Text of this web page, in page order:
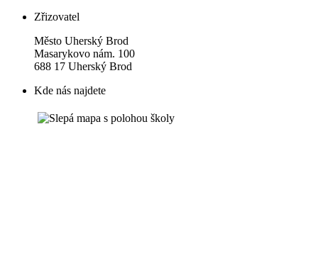
Zřizovatel
Město Uherský Brod
Masarykovo nám. 100
688 17 Uherský Brod
Kde nás najdete